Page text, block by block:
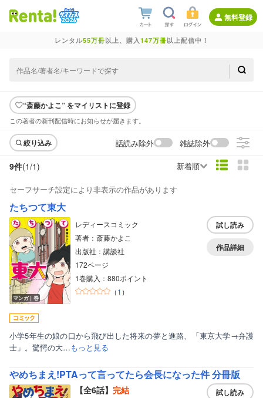
無料登録
レンタル55万冊以上、購入147万冊以上配信中！
“斎藤かよこ” をマイリストに登録
この著者の新刊配信時にお知らせが届きます。
絞り込み 話読み除外 雑誌除外
9件(1/1) 新着順
セーフサーチ設定により非表示の作品があります
たちつて東大
マンガ｜巻
レディースコミック
著者：斎藤かよこ
出版社：講談社
172ページ
1巻購入：880ポイント
（1 ）
試し読み
作品詳細
小学5年生の娘の口から飛び出した将来の夢と進路、「東京大学→弁護
士」。驚愕の大…もっと見る
やめちまえ!PTAって言ってたら会長になった件 分冊版
【全6話】 完結 試し読み